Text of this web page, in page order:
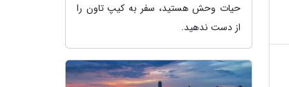
حیات وحش هستید، سفر به کیپ تاون را
از دست ندهید.